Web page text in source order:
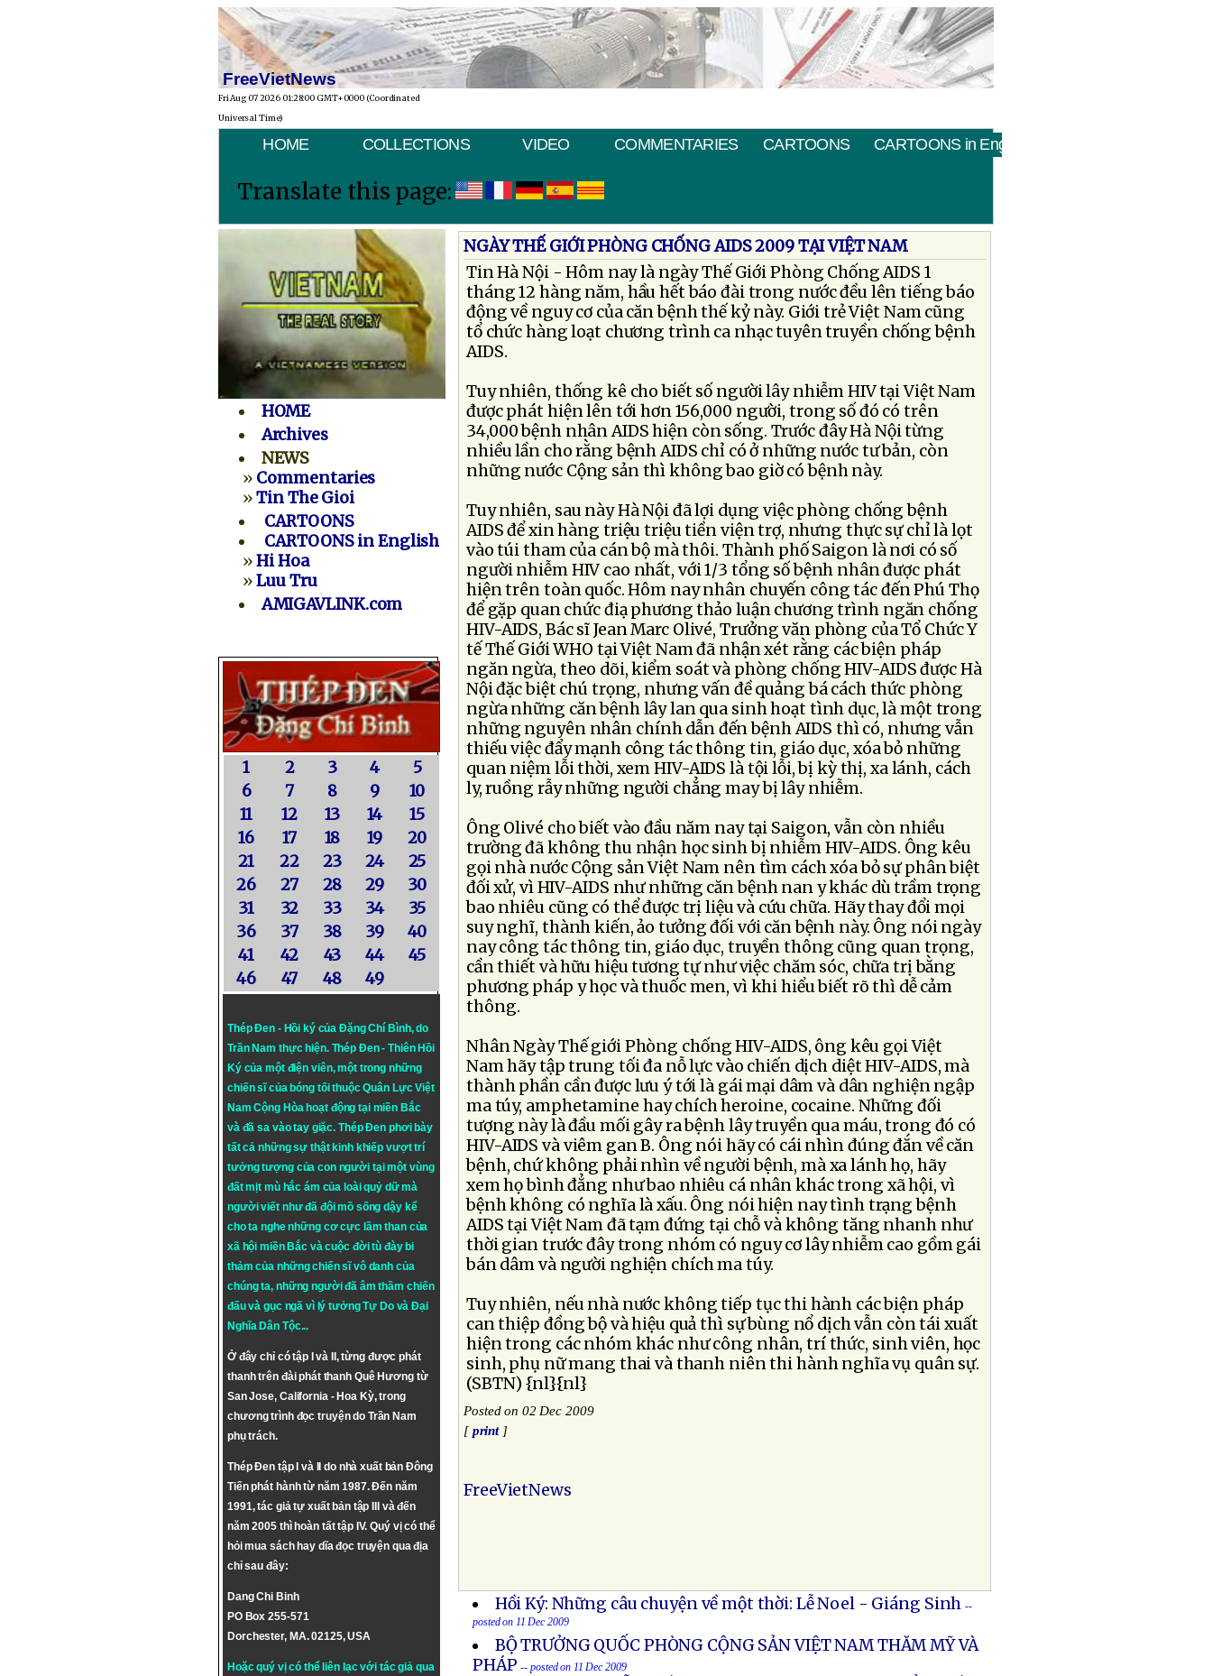
FreeVietNews
Fri Aug 07 2026 01:28:00 GMT+0000 (Coordinated
Universal Time)
HOME COLLECTIONS VIDEO COMMENTARIES CARTOONS CARTOONS in English
Translate this page:
HOME
Archives
NEWS
» Commentaries
»Tin The Gioi
CARTOONS
CARTOONS in English
»Hi Hoa
»Luu Tru
AMIGAVLINK.com
1 2 3 4
5
6
7 8 9
10
11
12 13 14
15
16
17 18 19
20
21
22 23 24
25
26
27 28 29
30
31
32 33 34
35
36
37 38 39
40
41
42 43 44
45
46
47 48 49
Thép Đen - Hồi ký của Đặng Chí Bình, do
Trần Nam thực hiện. Thép Đen- Thiên Hồi
Ký của một điện viên, một trong những
chiến sĩ của bóng tối thuộc Quân Lực Việt
Nam Cộng Hòa hoạt động tại miền Bắc
và đã sa vào tay giặc. Thép Đen phơi bày
tất cả những sự thật kinh khiếp vượt trí
tưởng tượng của con người tại một vùng
đất mịt mù hắc ám của loài quỷ dữ mà
người viết như đã đội mồ sống dậy kể
cho ta nghe những cơ cực lầm than của
xã hội miền Bắc và cuộc đời tù đày bi
thảm của những chiến sĩ vô danh của
chúng ta, những người đã âm thầm chiến
đấu và gục ngã vì lý tưởngTự DovàĐại
Nghĩa Dân Tộc...
Ở đây chỉ có tập I và II, từng được phát
thanh trên đài phát thanh Quê Hương từ
San Jose, California - Hoa Kỳ, trong
chương trình đọc truyện do Trần Nam
phụ trách.
Thép Đen tập I và II do nhà xuất bản Đông
Tiến phát hành từ năm 1987. Đến năm
1991, tác giả tự xuất bản tập III và đến
năm 2005 thì hoàn tất tập IV. Quý vị có thể
hỏi mua sách hay dĩa đọc truyện qua địa
chỉ sau đây:
Dang Chi Binh
PO Box 255-571
Dorchester, MA. 02125, USA
Hoặc quý vị có thể liên lạc với tác giả qua
NGÀY THẾ GIỚI PHÒNG CHỐNG AIDS 2009 TẠI VIỆT NAM
Tin Hà Nội - Hôm nay là ngày Thế Giới Phòng Chống AIDS 1
tháng 12 hàng năm, hầu hết báo đài trong nước đều lên tiếng báo
động về nguy cơ của căn bệnh thế kỷ này. Giới trẻ Việt Nam cũng
tổ chức hàng loạt chương trình ca nhạc tuyên truyền chống bệnh
AIDS.
Tuy nhiên, thống kê cho biết số người lây nhiễm HIV tại Việt Nam
được phát hiện lên tới hơn 156,000 người, trong số đó có trên
34,000 bệnh nhân AIDS hiện còn sống. Trước đây Hà Nội từng
nhiều lần cho rằng bệnh AIDS chỉ có ở những nước tư bản, còn
những nước Cộng sản thì không bao giờ có bệnh này.
Tuy nhiên, sau này Hà Nội đã lợi dụng việc phòng chống bệnh
AIDS để xin hàng triệu triệu tiền viện trợ, nhưng thực sự chỉ là lọt
vào túi tham của cán bộ mà thôi. Thành phố Saigon là nơi có số
người nhiễm HIV cao nhất, với 1/3 tổng số bệnh nhân được phát
hiện trên toàn quốc. Hôm nay nhân chuyến công tác đến Phú Thọ
để gặp quan chức điạ phương thảo luận chương trình ngăn chống
HIV-AIDS, Bác sĩ Jean Marc Olivé, Trưởng văn phòng của Tổ Chức Y
tế Thế Giới WHO tại Việt Nam đã nhận xét rằng các biện pháp
ngăn ngừa, theo dõi, kiểm soát và phòng chống HIV-AIDS được Hà
Nội đặc biệt chú trọng, nhưng vấn đề quảng bá cách thức phòng
ngừa những căn bệnh lây lan qua sinh hoạt tình dục, là một trong
những nguyên nhân chính dẫn đến bệnh AIDS thì có, nhưng vẫn
thiếu việc đẩy mạnh công tác thông tin, giáo dục, xóa bỏ những
quan niệm lỗi thời, xem HIV-AIDS là tội lỗi, bị kỳ thị, xa lánh, cách
ly, ruồng rẫy những người chẳng may bị lây nhiễm.
Ông Olivé cho biết vào đầu năm nay tại Saigon, vẫn còn nhiều
trường đã không thu nhận học sinh bị nhiễm HIV-AIDS. Ông kêu
gọi nhà nước Cộng sản Việt Nam nên tìm cách xóa bỏ sự phân biệt
đối xử, vì HIV-AIDS như những căn bệnh nan y khác dù trầm trọng
bao nhiêu cũng có thể được trị liệu và cứu chữa. Hãy thay đổi mọi
suy nghĩ, thành kiến, ảo tưởng đối với căn bệnh này. Ông nói ngày
nay công tác thông tin, giáo dục, truyền thông cũng quan trọng,
cần thiết và hữu hiệu tương tự như việc chăm sóc, chữa trị bằng
phương pháp y học và thuốc men, vì khi hiểu biết rõ thì dễ cảm
thông.
Nhân Ngày Thế giới Phòng chống HIV-AIDS, ông kêu gọi Việt
Nam hãy tập trung tối đa nỗ lực vào chiến dịch diệt HIV-AIDS, mà
thành phần cần được lưu ý tới là gái mại dâm và dân nghiện ngập
ma túy, amphetamine hay chích heroine, cocaine. Những đối
tượng này là đầu mối gây ra bệnh lây truyền qua máu, trong đó có
HIV-AIDS và viêm gan B. Ông nói hãy có cái nhìn đúng đắn về căn
bệnh, chứ không phải nhìn về người bệnh, mà xa lánh họ, hãy
xem họ bình đẳng như bao nhiêu cá nhân khác trong xã hội, vì
bệnh không có nghĩa là xấu. Ông nói hiện nay tình trạng bệnh
AIDS tại Việt Nam đã tạm đứng tại chỗ và không tăng nhanh như
thời gian trước đây trong nhóm có nguy cơ lây nhiễm cao gồm gái
bán dâm và người nghiện chích ma túy.
Tuy nhiên, nếu nhà nước không tiếp tục thi hành các biện pháp
can thiệp đồng bộ và hiệu quả thì sự bùng nổ dịch vẫn còn tái xuất
hiện trong các nhóm khác như công nhân, trí thức, sinh viên, học
sinh, phụ nữ mang thai và thanh niên thi hành nghĩa vụ quân sự.
(SBTN) {nl}{nl}
Posted on 02 Dec 2009
[print]
FreeVietNews
Hồi Ký: Những câu chuyện về một thời: Lễ Noel - Giáng Sinh --
posted on 11 Dec 2009
BỘ TRƯỞNG QUỐC PHÒNG CỘNG SẢN VIỆT NAM THĂM MỸ VÀ
PHÁP -- posted on 11 Dec 2009